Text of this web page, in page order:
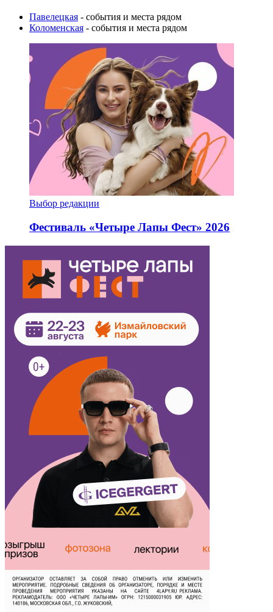
Павелецкая - события и места рядом
Коломенская - события и места рядом
Выбор редакции
Фестиваль «Четыре Лапы Фест» 2026